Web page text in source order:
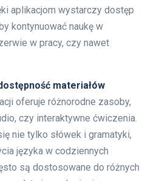
aplikacjom wystarczy dostęp
kontynuować naukę w
w pracy, czy nawet
materiałów
oferuje różnorodne zasoby,
czy interaktywne ćwiczenia.
nie tylko słówek i gramatyki,
języka w codziennych
są dostosowane do różnych